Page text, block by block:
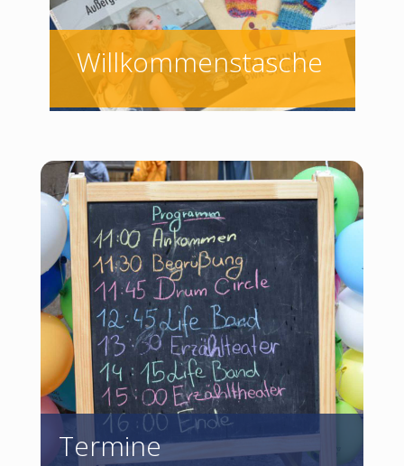
Willkommenstasche
Termine